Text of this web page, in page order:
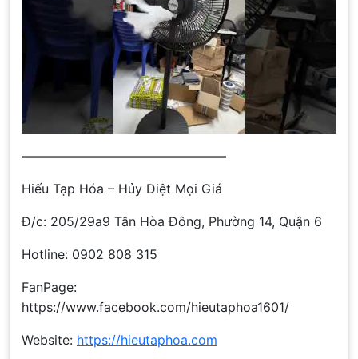
————————————————
Hiếu Tạp Hóa – Hủy Diệt Mọi Giá
Đ/c: 205/29a9 Tân Hòa Đông, Phường 14, Quận 6
Hotline: 0902 808 315
FanPage:
https://www.facebook.com/hieutaphoa1601/
Website: https://hieutaphoa.com